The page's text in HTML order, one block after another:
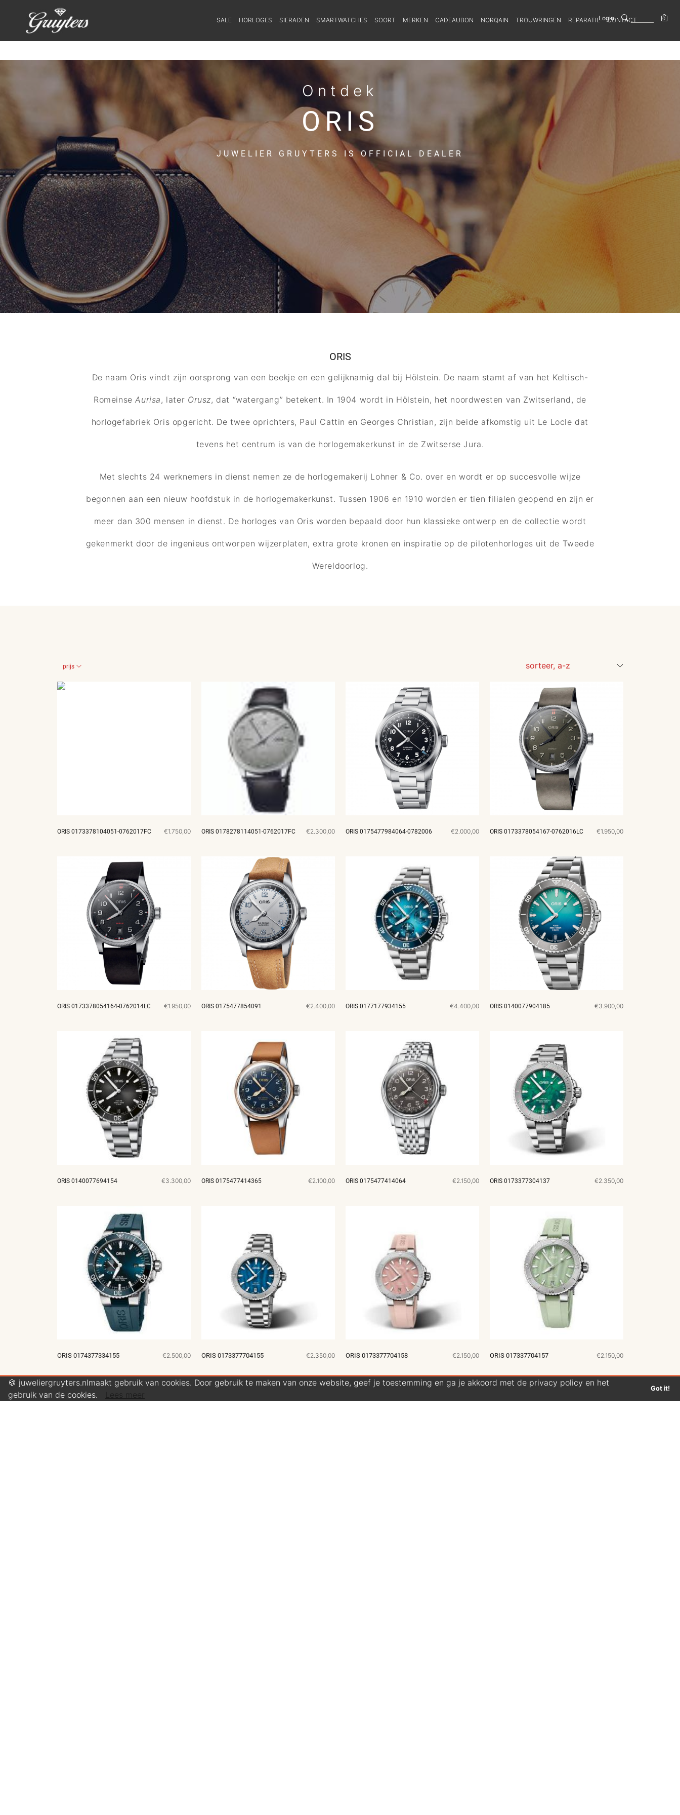
SMARTWATCHES
SOORT
MERKEN
CADEAUBON
NORQAIN
SALE HORLOGES SIERADEN SMARTWATCHES SOORT MERKEN CADEAUBON NORQAIN TROUWRINGEN REPARATIE CONTACT
Login 0
Ontdek
ORIS
JUWELIER GRUYTERS IS OFFICIAL DEALER
ORIS
De naam Oris vindt zijn oorsprong van een beekje en een gelijknamig dal bij Hölstein. De naam stamt af van het Keltisch-
RomeinseAurisa, later Orusz, dat “watergang” betekent. In 1904 wordt in Hölstein, het noordwesten van Zwitserland, de
horlogefabriek Oris opgericht. De twee oprichters, Paul Cattin en Georges Christian, zijn beide afkomstig uit Le Locle dat
tevens het centrum is van de horlogemakerkunst in de Zwitserse Jura.
Met slechts 24 werknemers in dienst nemen ze de horlogemakerij Lohner & Co. over en wordt er op succesvolle wijze
begonnen aan een nieuw hoofdstuk in de horlogemakerkunst. Tussen 1906 en 1910 worden er tien filialen geopend en zijn er
meer dan 300 mensen in dienst. De horloges van Oris worden bepaald door hun klassieke ontwerp en de collectie wordt
gekenmerkt door de ingenieus ontworpen wijzerplaten, extra grote kronen en inspiratie op de pilotenhorloges uit de Tweede
Wereldoorlog.
prijs
ORIS 0173378104051-0762017FC €1.750,00 ORIS 0178278114051-0762017FC €2.300,00 ORIS 0175477984064-0782006 €2.000,00 ORIS 0173378054167-0762016LC €1.950,00
ORIS 0173378054164-0762014LC €1.950,00 ORIS 0175477854091 €2.400,00 ORIS 0177177934155 €4.400,00 ORIS 0140077904185 €3.900,00
ORIS 0140077694154 €3.300,00 ORIS 0175477414365 €2.100,00 ORIS 0175477414064 €2.150,00 ORIS 0173377304137 €2.350,00
ORIS 0174377334155 €2.500,00 ORIS 0173377704155 €2.350,00 ORIS 0173377704158 €2.150,00 ORIS 017337704157 €2.150,00
🍪 juweliergruyters.nlmaakt gebruik van cookies. Door gebruik te maken van onze website, geef je toestemming en ga je akkoord met de privacy policy en het
gebruik van de cookies. Lees meer
Got it!